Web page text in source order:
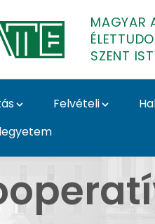
MAGYAR
SZENT
Felvételi